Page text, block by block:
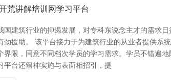
荒讲解培训网学习平台
国建筑行业的抑遏发展，对专科东说念主才的需求
劲援助。 该平台接力于为建筑行业的从业者提供系
界限，同意不同档次学员的学习需求。学员不错遍
平台还留神实施与表面相招引，提